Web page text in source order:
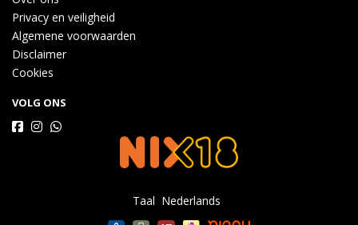
Privacy en veiligheid
Algemene voorwaarden
Disclaimer
Cookies
VOLG ONS
Taal